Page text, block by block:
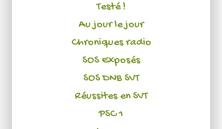
Testé !
Au jour le jour
Chroniques radio
SOS Exposés
SOS DNB SVT
Réussites en SVT
PSC 1